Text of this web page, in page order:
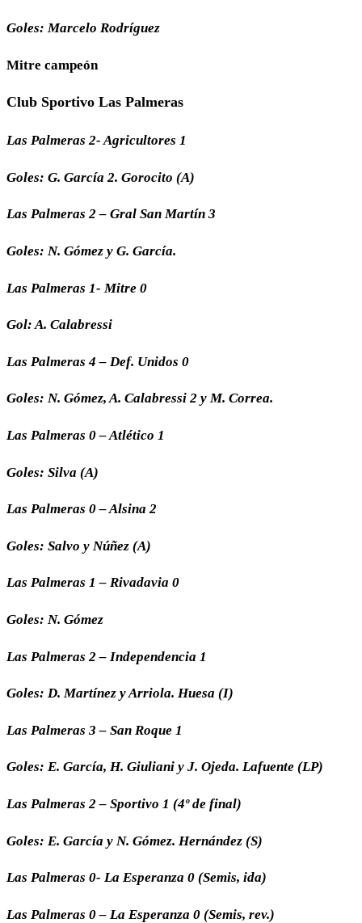
Goles: Marcelo Rodríguez
Mitre campeón
Club Sportivo Las Palmeras
Las Palmeras 2- Agricultores 1
Goles: G. García 2. Gorocito (A)
Las Palmeras 2 – Gral San Martín 3
Goles: N. Gómez y G. García.
Las Palmeras 1- Mitre 0
Gol: A. Calabressi
Las Palmeras 4 – Def. Unidos 0
Goles: N. Gómez, A. Calabressi 2 y M. Correa.
Las Palmeras 0 – Atlético 1
Goles: Silva (A)
Las Palmeras 0 – Alsina 2
Goles: Salvo y Núñez (A)
Las Palmeras 1 – Rivadavia 0
Goles: N. Gómez
Las Palmeras 2 – Independencia 1
Goles: D. Martínez y Arriola. Huesa (I)
Las Palmeras 3 – San Roque 1
Goles: E. García, H. Giuliani y J. Ojeda. Lafuente (LP)
Las Palmeras 2 – Sportivo 1 (4º de final)
Goles: E. García y N. Gómez. Hernández (S)
Las Palmeras 0- La Esperanza 0 (Semis, ida)
Las Palmeras 0 – La Esperanza 0 (Semis, rev.)